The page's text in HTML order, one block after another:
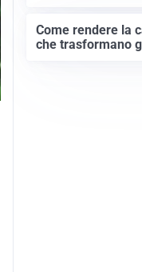
Come rendere la
che trasformano